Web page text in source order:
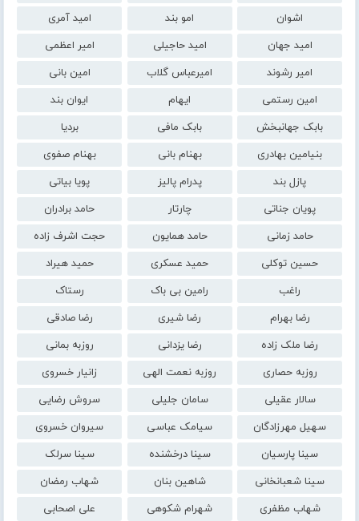
اشوان
امو بند
امید آمری
امید جهان
امید حاجیلی
امیر اعظمی
امیر رشوند
امیرعباس گلاب
امین بانی
امین رستمی
ایهام
ایوان بند
بابک جهانبخش
بابک مافی
بردیا
بنیامین بهادری
بهنام بانی
بهنام صفوی
پازل بند
پدرام پالیز
پویا بیاتی
پویان جناتی
چارتار
حامد برادران
حامد زمانی
حامد همایون
حجت اشرف زاده
حسین توکلی
حمید عسکری
حمید هیراد
راغب
رامین بی باک
رستاک
رضا بهرام
رضا شیری
رضا صادقی
رضا ملک زاده
رضا یزدانی
روزبه بمانی
روزبه حصاری
روزبه نعمت الهی
زانیار خسروی
سالار عقیلی
سامان جلیلی
سروش رضایی
سهیل مهرزادگان
سیامک عباسی
سیروان خسروی
سینا پارسیان
سینا درخشنده
سینا سرلک
سینا شعبانخانی
شاهین بنان
شهاب رمضان
شهاب مظفری
شهرام شکوهی
علی اصحابی